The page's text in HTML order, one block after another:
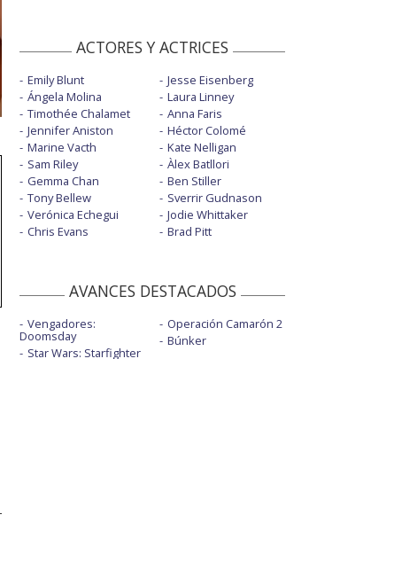
ACTORES Y ACTRICES
Emily Blunt
Ángela Molina
Timothée Chalamet
Jennifer Aniston
Marine Vacth
Sam Riley
Gemma Chan
Tony Bellew
Verónica Echegui
Chris Evans
Jesse Eisenberg
Laura Linney
Anna Faris
Héctor Colomé
Kate Nelligan
Àlex Batllori
Ben Stiller
Sverrir Gudnason
Jodie Whittaker
Brad Pitt
AVANCES DESTACADOS
Vengadores:
Doomsday
Star Wars: Starfighter
Operación Camarón 2
Búnker